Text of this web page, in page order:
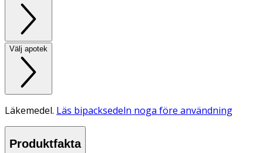
Välj apotek
Läkemedel. Läs bipacksedeln noga före användning
Produktfakta